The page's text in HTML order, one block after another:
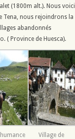
(1800m alt.). Nous voici
Tena, nous rejoindrons la
abandonnés
( Province de Huesca).
Village de